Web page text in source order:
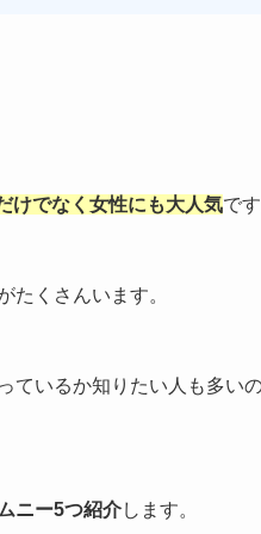
けでなく女性にも大人気です
たくさんいます。
ているか知りたい人も多い
ニー5つ紹介します。